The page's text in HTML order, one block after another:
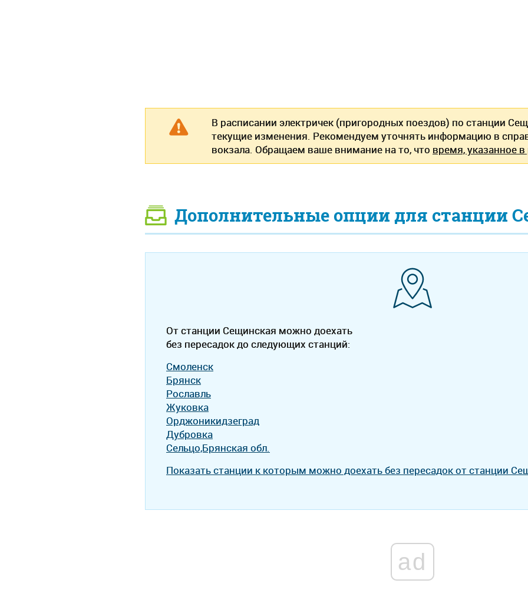
В расписании электричек (пригородных поездов) по станции
текущие изменения. Рекомендуем уточнять информацию в
вокзала. Обращаем ваше внимание на то, что время, указанное
Дополнительные опции для станции
От станции Сещинская можно доехать
без пересадок до следующих станций:
Смоленск
Брянск
Рославль
Жуковка
Орджоникидзеград
Дубровка
Сельцо,Брянская обл.
Показать станции к которым можно доехать без пересадок от станции
ad